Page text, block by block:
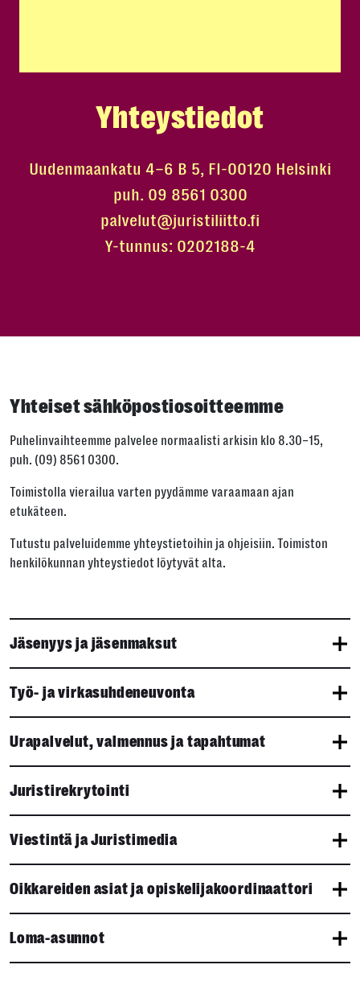
Yhteystiedot
Uudenmaankatu 4–6 B 5, FI-00120 Helsinki
puh. 09 8561 0300
palvelut@juristiliitto.fi
Y-tunnus: 0202188-4
Yhteiset sähköpostiosoitteemme
Puhelinvaihteemme palvelee normaalisti arkisin klo 8.30–15,
puh. (09) 8561 0300.
Toimistolla vierailua varten pyydämme varaamaan ajan
etukäteen.
Tutustu palveluidemme yhteystietoihin ja ohjeisiin. Toimiston
henkilökunnan yhteystiedot löytyvät alta.
Jäsenyys ja jäsenmaksut
Työ- ja virkasuhdeneuvonta
Urapalvelut, valmennus ja tapahtumat
Juristirekrytointi
Viestintä ja Juristimedia
Oikkareiden asiat ja opiskelijakoordinaattori
Loma-asunnot